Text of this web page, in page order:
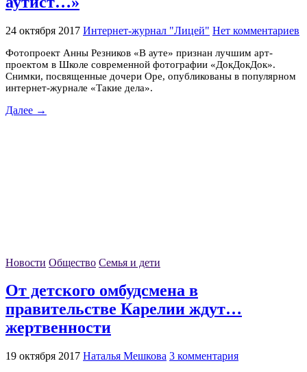
24 октября 2017 Интернет-журнал "Лицей" Нет комментариев
Фотопроект Анны Резников «В ауте» признан лучшим арт-
проектом в Школе современной фотографии «ДокДокДок».
Снимки, посвященные дочери Оре, опубликованы в популярном
интернет-журнале «Такие дела».
Далее →
Новости Общество Семья и дети
От детского омбудсмена в
правительстве Карелии ждут…
жертвенности
19 октября 2017 Наталья Мешкова 3 комментария